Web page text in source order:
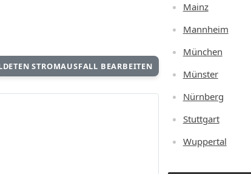
STROMAUSFALL BEARBEITEN
Mainz
Mannheim
München
Münster
Nürnberg
Stuttgart
Wuppertal